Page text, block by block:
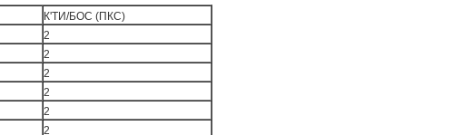
К'ТИ/БОС (ПКС)
2
2
2
2
2
2